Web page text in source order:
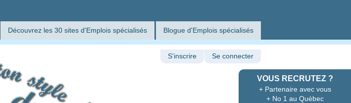
Découvrez les 30 sites d'Emplois spécialisés Blogue d'Emplois spécialisés
VOUS RECRUTEZ ?
+ Partenaire avec vous
+ No 1 au Québec
S'inscrire Se connecter